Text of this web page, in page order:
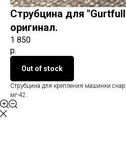
Струбцина для
оригинал.
1 850
р.
Out of stock
Струбцина для крепления машинки
мг-42.